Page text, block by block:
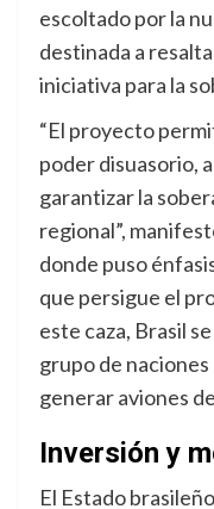
escoltado por la
destinada a
iniciativa para la
“El proyecto
poder disuasorio,
garantizar la
regional”,
donde puso
que persigue el
este caza, Brasil
grupo de
generar aviones
Inversión y
El Estado